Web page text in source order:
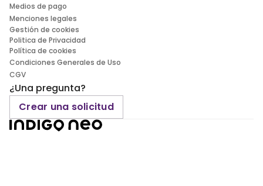
Medios de pago
Menciones legales
Gestión de cookies
Politica de Privacidad
Política de cookies
Condiciones Generales de Uso
CGV
¿Una pregunta?
Crear una solicitud